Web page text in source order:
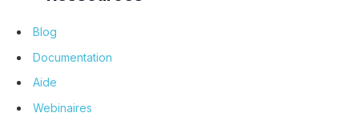
Blog
Documentation
Aide
Webinaires